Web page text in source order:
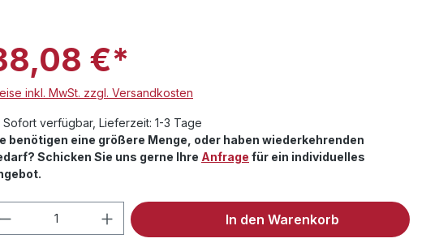
€*
inkl. MwSt. zzgl. Versandkosten
Sofort verfügbar, Lieferzeit: 1-3 Tage
benötigen eine größere Menge, oder haben wiederkehrenden
Schicken Sie uns gerne Ihre Anfrage für ein individuelles
Anzahl: Gib den gewünschten Wert
In den Warenkorb